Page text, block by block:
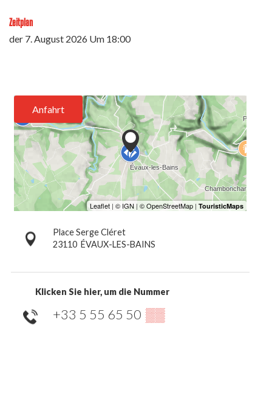
Zeitplan
der 7. August 2026 Um 18:00
Anfahrt
Place Serge Cléret
23110 ÉVAUX-LES-BAINS
Klicken Sie hier, um die Nummer
+33 5 55 65 50 ▒▒